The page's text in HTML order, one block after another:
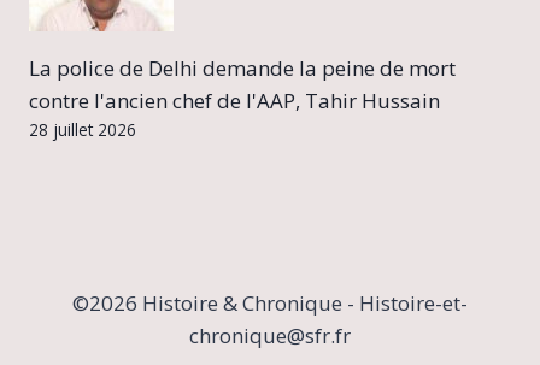
La police de Delhi demande la peine de mort
contre l'ancien chef de l'AAP, Tahir Hussain
28 juillet 2026
©2026 Histoire & Chronique - Histoire-et-
chronique@sfr.fr